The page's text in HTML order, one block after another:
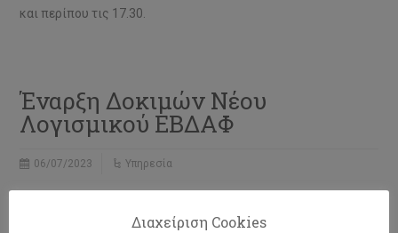
και περίπου τις 17.30.
Έναρξη Δοκιμών Νέου
Λογισμικού ΕΒΔΑΦ
06/07/2023 Υπηρεσία
Διαχείριση Cookies